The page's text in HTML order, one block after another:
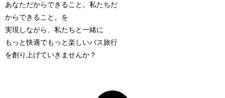
あなただからできること。私たちだ
からできること。を
実現しながら、私たちと一緒に
もっと快適でもっと楽しいバス旅行
を創り上げていきませんか？